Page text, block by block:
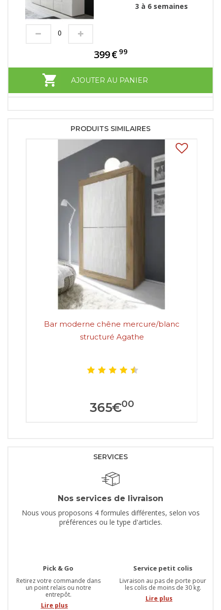
3 à 6 semaines
399€ 99
AJOUTER AU PANIER
PRODUITS SIMILAIRES
Bar moderne chêne mercure/blanc
structuré Agathe
365€00
SERVICES
Nos services de livraison
Nous vous proposons 4 formules différentes, selon vos
préférences ou le type d'articles.
Pick & Go
Retirez votre commande dans
un point relais ou notre
entrepôt.
Lire plus
Service petit colis
Livraison au pas de porte pour
les colis de moins de 30 kg.
Lire plus